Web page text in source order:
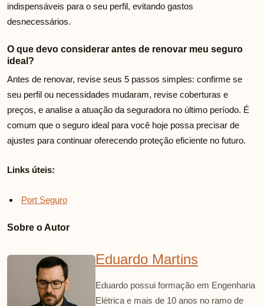
indispensáveis para o seu perfil, evitando gastos
desnecessários.
O que devo considerar antes de renovar meu seguro
ideal?
Antes de renovar, revise seus 5 passos simples: confirme se
seu perfil ou necessidades mudaram, revise coberturas e
preços, e analise a atuação da seguradora no último período. É
comum que o seguro ideal para você hoje possa precisar de
ajustes para continuar oferecendo proteção eficiente no futuro.
Links úteis:
Port Seguro
Sobre o Autor
Eduardo Martins
Eduardo possui formação em Engenharia
Elétrica e mais de 10 anos no ramo de